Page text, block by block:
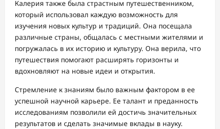
Калерия также была страстным путешественником,
который использовал каждую возможность для
изучения новых культур и традиций. Она посещала
различные страны, общалась с местными жителями и
погружалась в их историю и культуру. Она верила, что
путешествия помогают расширять горизонты и
вдохновляют на новые идеи и открытия.
Стремление к знаниям было важным фактором в ее
успешной научной карьере. Ее талант и преданность
исследованиям позволили ей достичь значительных
результатов и сделать значимые вклады в науку.